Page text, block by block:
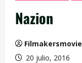
Nazion
Filmakersmovie
20 julio, 2016